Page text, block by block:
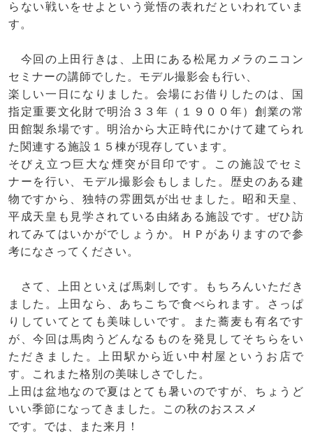
らない戦いをせよという覚悟の表れだといわれていま
す。
今回の上田行きは、上田にある松尾カメラのニコン
セミナーの講師でした。モデル撮影会も行い、
楽しい一日になりました。会場にお借りしたのは、国
指定重要文化財で明治３３年（１９００年）創業の常
田館製糸場です。明治から大正時代にかけて建てられ
た関連する施設１５棟が現存しています。
そびえ立つ巨大な煙突が目印です。この施設でセミ
ナーを行い、モデル撮影会もしました。歴史のある建
物ですから、独特の雰囲気が出せました。昭和天皇、
平成天皇も見学されている由緒ある施設です。ぜひ訪
れてみてはいかがでしょうか。ＨＰがありますので参
考になさってください。
さて、上田といえば馬刺しです。もちろんいただき
ました。上田なら、あちこちで食べられます。さっぱ
りしていてとても美味しいです。また蕎麦も有名です
が、今回は馬肉うどんなるものを発見してそちらをい
ただきました。上田駅から近い中村屋というお店で
す。これまた格別の美味しさでした。
上田は盆地なので夏はとても暑いのですが、ちょうど
いい季節になってきました。この秋のおススメ
です。では、また来月！